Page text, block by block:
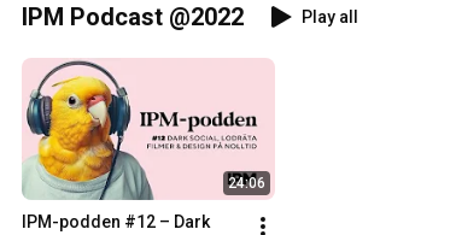
IPM Podcast @2022 Play all
24:06
IPM-podden #12 – Dark